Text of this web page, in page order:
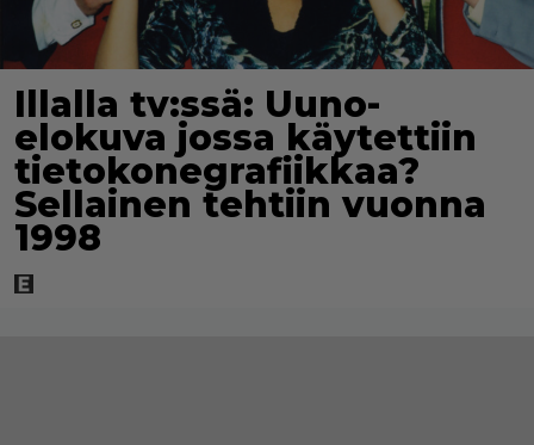
Illalla tv:ssä: Uuno-
elokuva jossa käytettiin
tietokonegrafiikkaa?
Sellainen tehtiin vuonna
1998